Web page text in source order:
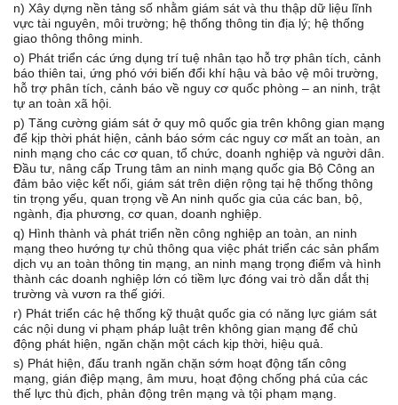
n) Xây dựng nền tảng số nhằm giám sát và thu thập dữ liệu lĩnh
vực tài nguyên, môi trường; hệ thống thông tin địa lý; hệ thống
giao thông thông minh.
o) Phát triển các ứng dụng trí tuệ nhân tạo hỗ trợ phân tích, cảnh
báo thiên tai, ứng phó với biến đổi khí hậu và bảo vệ môi trường,
hỗ trợ phân tích, cảnh báo về nguy cơ quốc phòng – an ninh, trật
tự an toàn xã hội.
p) Tăng cường giám sát ở quy mô quốc gia trên không gian mạng
để kịp thời phát hiện, cảnh báo sớm các nguy cơ mất an toàn, an
ninh mạng cho các cơ quan, tổ chức, doanh nghiệp và người dân.
Đầu tư, nâng cấp Trung tâm an ninh mạng quốc gia Bộ Công an
đảm bảo việc kết nối, giám sát trên diện rộng tại hệ thống thông
tin trọng yếu, quan trọng về An ninh quốc gia của các ban, bộ,
ngành, địa phương, cơ quan, doanh nghiệp.
q) Hình thành và phát triển nền công nghiệp an toàn, an ninh
mạng theo hướng tự chủ thông qua việc phát triển các sản phẩm
dịch vụ an toàn thông tin mạng, an ninh mạng trọng điểm và hình
thành các doanh nghiệp lớn có tiềm lực đóng vai trò dẫn dắt thị
trường và vươn ra thế giới.
r) Phát triển các hệ thống kỹ thuật quốc gia có năng lực giám sát
các nội dung vi phạm pháp luật trên không gian mạng để chủ
động phát hiện, ngăn chặn một cách kịp thời, hiệu quả.
s) Phát hiện, đấu tranh ngăn chặn sớm hoạt động tấn công
mạng, gián điệp mạng, âm mưu, hoạt động chống phá của các
thế lực thù địch, phản động trên mạng và tội phạm mạng.